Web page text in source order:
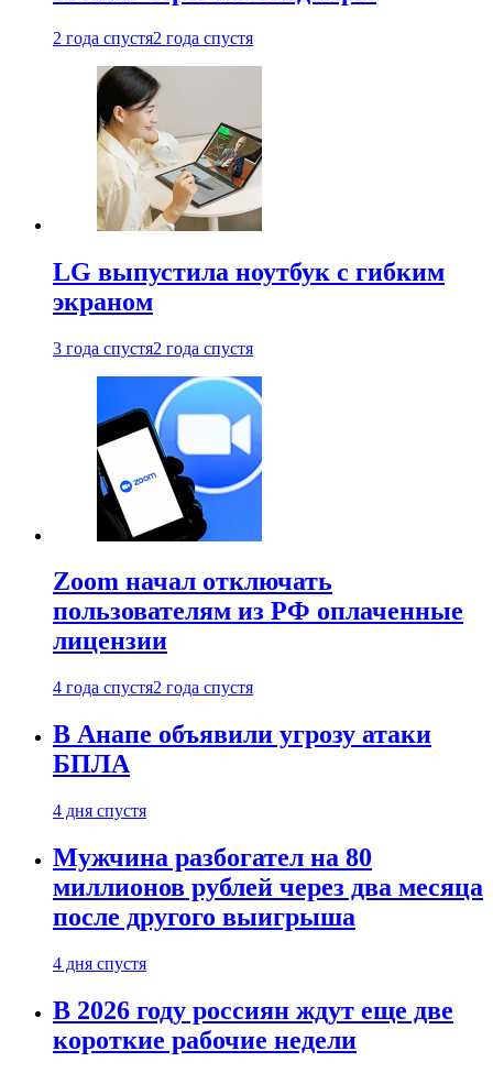
2 года спустя2 года спустя
LG выпустила ноутбук с гибким
экраном
3 года спустя2 года спустя
Zoom начал отключать
пользователям из РФ оплаченные
лицензии
4 года спустя2 года спустя
В Анапе объявили угрозу атаки
БПЛА
4 дня спустя
Мужчина разбогател на 80
миллионов рублей через два месяца
после другого выигрыша
4 дня спустя
В 2026 году россиян ждут еще две
короткие рабочие недели